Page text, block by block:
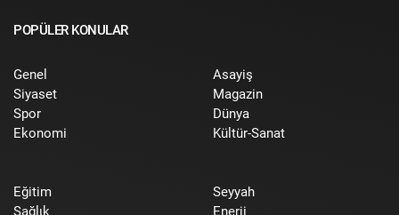
POPÜLER KONULAR
Genel
Siyaset
Spor
Ekonomi
Asayiş
Magazin
Dünya
Kültür-Sanat
Eğitim
Sağlık
Seyyah
Enerji